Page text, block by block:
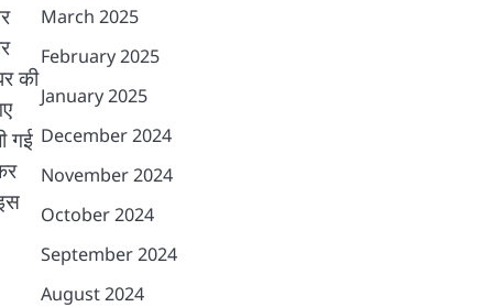
की
गई
March 2025
February 2025
January 2025
December 2024
November 2024
October 2024
September 2024
August 2024